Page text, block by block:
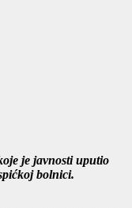
je javnosti uputio
bolnici.